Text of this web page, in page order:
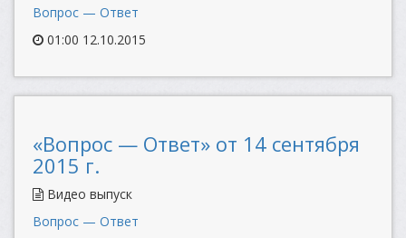
Вопрос — Ответ
01:00 12.10.2015
«Вопрос — Ответ» от 14 сентября
2015 г.
Видео выпуск
Вопрос — Ответ